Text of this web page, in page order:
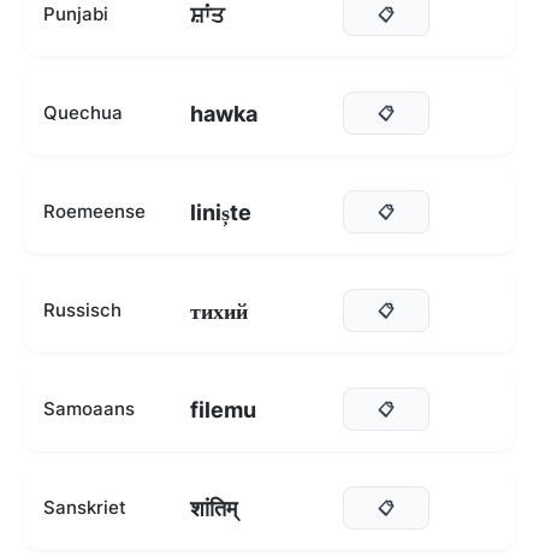
Punjabi ਸ਼ਾਂਤ 📋
Quechua hawka 📋
Roemeense liniște 📋
Russisch тихий 📋
Samoaans filemu 📋
Sanskriet शांतिम् 📋